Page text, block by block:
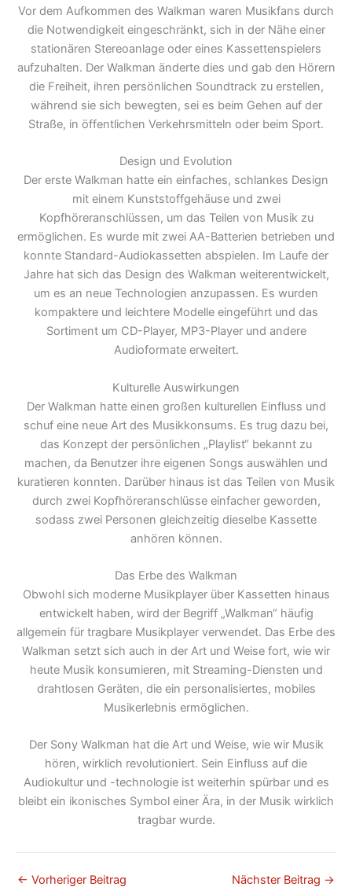
Vor dem Aufkommen des Walkman waren Musikfans durch
die Notwendigkeit eingeschränkt, sich in der Nähe einer
stationären Stereoanlage oder eines Kassettenspielers
aufzuhalten. Der Walkman änderte dies und gab den Hörern
die Freiheit, ihren persönlichen Soundtrack zu erstellen,
während sie sich bewegten, sei es beim Gehen auf der
Straße, in öffentlichen Verkehrsmitteln oder beim Sport.
Design und Evolution
Der erste Walkman hatte ein einfaches, schlankes Design
mit einem Kunststoffgehäuse und zwei
Kopfhöreranschlüssen, um das Teilen von Musik zu
ermöglichen. Es wurde mit zwei AA-Batterien betrieben und
konnte Standard-Audiokassetten abspielen. Im Laufe der
Jahre hat sich das Design des Walkman weiterentwickelt,
um es an neue Technologien anzupassen. Es wurden
kompaktere und leichtere Modelle eingeführt und das
Sortiment um CD-Player, MP3-Player und andere
Audioformate erweitert.
Kulturelle Auswirkungen
Der Walkman hatte einen großen kulturellen Einfluss und
schuf eine neue Art des Musikkonsums. Es trug dazu bei,
das Konzept der persönlichen „Playlist“ bekannt zu
machen, da Benutzer ihre eigenen Songs auswählen und
kuratieren konnten. Darüber hinaus ist das Teilen von Musik
durch zwei Kopfhöreranschlüsse einfacher geworden,
sodass zwei Personen gleichzeitig dieselbe Kassette
anhören können.
Das Erbe des Walkman
Obwohl sich moderne Musikplayer über Kassetten hinaus
entwickelt haben, wird der Begriff „Walkman“ häufig
allgemein für tragbare Musikplayer verwendet. Das Erbe des
Walkman setzt sich auch in der Art und Weise fort, wie wir
heute Musik konsumieren, mit Streaming-Diensten und
drahtlosen Geräten, die ein personalisiertes, mobiles
Musikerlebnis ermöglichen.
Der Sony Walkman hat die Art und Weise, wie wir Musik
hören, wirklich revolutioniert. Sein Einfluss auf die
Audiokultur und -technologie ist weiterhin spürbar und es
bleibt ein ikonisches Symbol einer Ära, in der Musik wirklich
tragbar wurde.
← Vorheriger Beitrag Nächster Beitrag →